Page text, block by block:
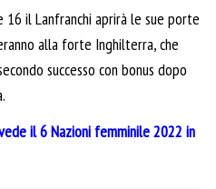
16 il Lanfranchi aprirà le sue porte
alla forte Inghilterra, che
successo con bonus dopo
il 6 Nazioni femminile 2022 in